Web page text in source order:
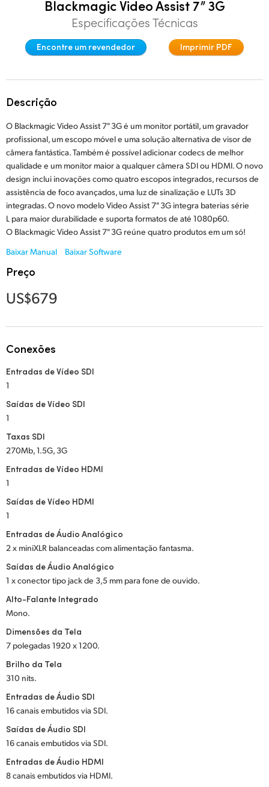
Finland
France
Italy
Japan
Korea
Mexico
New Zealand
Poland
Portugal
Singapore
Spain
Chinese Taipei
Turkey
Ukraine
United Kingdom
United States
Blackmagic Video Assist 7” 3G
Especificações Técnicas
Encontre um revendedor Imprimir PDF
Descrição
O Blackmagic Video Assist 7" 3G é um monitor portátil, um gravador
profissional, um escopo móvel e uma solução alternativa de visor de
câmera fantástica. Também é possível adicionar codecs de melhor
qualidade e um monitor maior a qualquer câmera SDI ou HDMI. O novo
design inclui inovações como quatro escopos integrados, recursos de
assistência de foco avançados, uma luz de sinalização e LUTs 3D
integradas. O novo modelo Video Assist 7" 3G integra baterias série
L para maior durabilidade e suporta formatos de até 1080p60.
O Blackmagic Video Assist 7" 3G reúne quatro produtos em um só!
Baixar Manual
Baixar Software
Preço
US$679
Conexões
Entradas de Vídeo SDI
1
Saídas de Vídeo SDI
1
Taxas SDI
270Mb, 1.5G, 3G
Entradas de Vídeo HDMI
1
Saídas de Vídeo HDMI
1
Entradas de Áudio Analógico
2 x miniXLR balanceadas com alimentação fantasma.
Saídas de Áudio Analógico
1 x conector tipo jack de 3,5 mm para fone de ouvido.
Alto-Falante Integrado
Mono.
Dimensões da Tela
7 polegadas 1920 x 1200.
Brilho da Tela
310 nits.
Entradas de Áudio SDI
16 canais embutidos via SDI.
Saídas de Áudio SDI
16 canais embutidos via SDI.
Entradas de Áudio HDMI
8 canais embutidos via HDMI.